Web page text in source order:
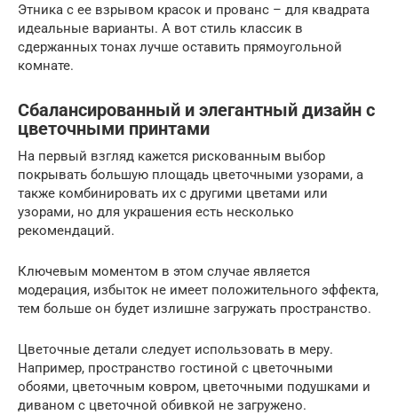
Этника с ее взрывом красок и прованс – для квадрата
идеальные варианты. А вот стиль классик в
сдержанных тонах лучше оставить прямоугольной
комнате.
Сбалансированный и элегантный дизайн с
цветочными принтами
На первый взгляд кажется рискованным выбор
покрывать большую площадь цветочными узорами, а
также комбинировать их с другими цветами или
узорами, но для украшения есть несколько
рекомендаций.
Ключевым моментом в этом случае является
модерация, избыток не имеет положительного эффекта,
тем больше он будет излишне загружать пространство.
Цветочные детали следует использовать в меру.
Например, пространство гостиной с цветочными
обоями, цветочным ковром, цветочными подушками и
диваном с цветочной обивкой не загружено.